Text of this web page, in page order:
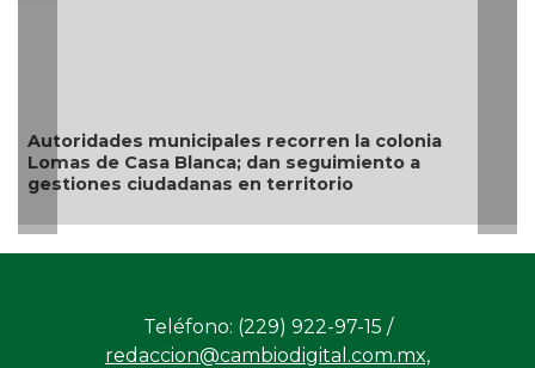
Autoridades municipales recorren la colonia
Lomas de Casa Blanca; dan seguimiento a
gestiones ciudadanas en territorio
Teléfono: (229) 922-97-15 /
redaccion@cambiodigital.com.mx,